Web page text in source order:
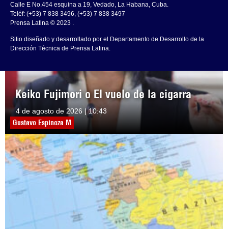
Keiko Fujimori o El vuelo de la cigarra
4 de agosto de 2026 | 10:43
Gustavo Espinoza M
Calle E No.454 esquina a 19, Vedado, La Habana, Cuba.
Teléf: (+53) 7 838 3496, (+53) 7 838 3497
Prensa Latina © 2023 .
Sitio diseñado y desarrollado por el Departamento de Desarrollo de la
Dirección Técnica de Prensa Latina.